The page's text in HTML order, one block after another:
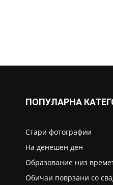
ПОПУЛАРНА
Стари фотографии
На денешен ден
Образование низ
Обичаи поврзани со